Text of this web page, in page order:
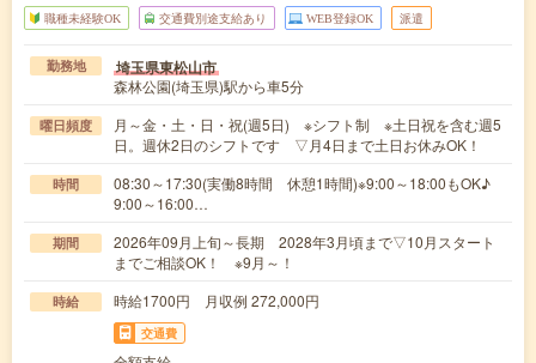
職種未経験OK 交通費別途支給あり WEB登録OK 派遣
勤務地 埼玉県東松山市
森林公園(埼玉県)駅から車5分
曜日頻度
月～金・土・日・祝(週5日) ※シフト制 ※土日祝を含む週5
日。週休2日のシフトです ▽月4日まで土日お休みOK！
時間
08:30～17:30(実働8時間 休憩1時間)※9:00～18:00もOK♪
9:00～16:00…
期間
2026年09月上旬～長期 2028年3月頃まで▽10月スタート
までご相談OK！ ※9月～！
時給 時給1700円 月収例 272,000円
交通費